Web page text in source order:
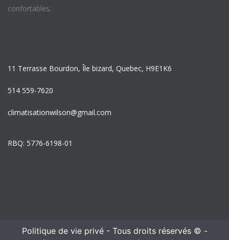
confortables.
11 Terrasse Bourdon, Île bizard, Quebec, H9E1K6
514 559-7620
climatisationwilson@gmail.com
RBQ: 5776-6198-01
Politique de vie privé - Tous droits réservés © -